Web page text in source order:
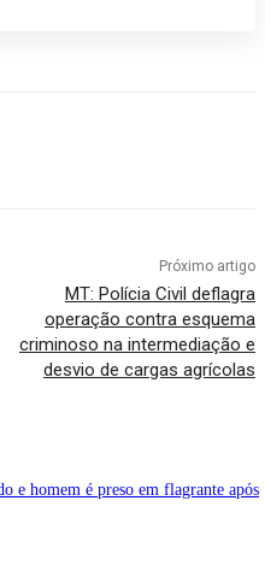
Próximo artigo
MT: Polícia Civil deflagra
operação contra esquema
criminoso na intermediação e
desvio de cargas agrícolas
e homem é preso em flagrante após